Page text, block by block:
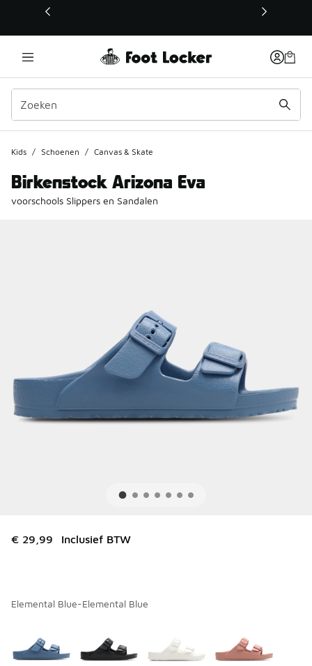
Deze link wordt geopend in een nieuw venster
Kids / Schoenen / Canvas & Skate
Birkenstock Arizona Eva
voorschools Slippers en Sandalen
€ 29,99 Inclusief BTW
Elemental Blue-Elemental Blue